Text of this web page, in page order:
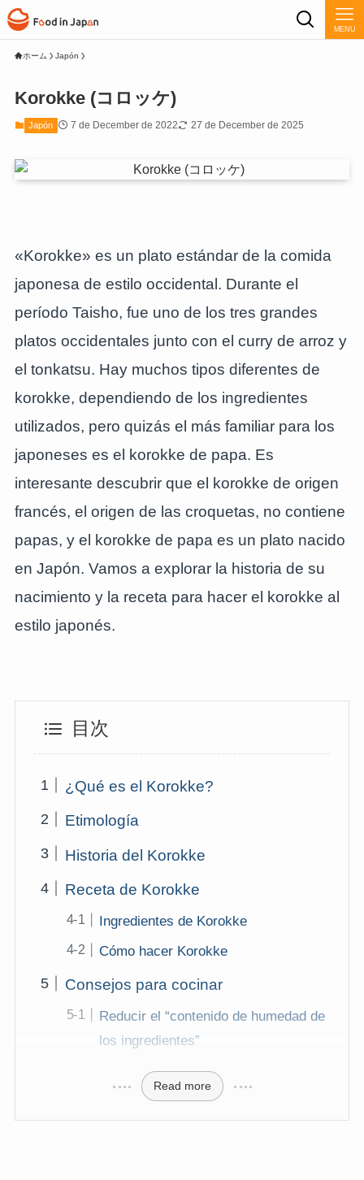
MENU
ホーム Japón
Korokke (コロッケ)
Japón 7 de December de 2022 27 de December de 2025
«Korokke» es un plato estándar de la comida
japonesa de estilo occidental. Durante el
período Taisho, fue uno de los tres grandes
platos occidentales junto con el curry de arroz y
el tonkatsu. Hay muchos tipos diferentes de
korokke, dependiendo de los ingredientes
utilizados, pero quizás el más familiar para los
japoneses es el korokke de papa. Es
interesante descubrir que el korokke de origen
francés, el origen de las croquetas, no contiene
papas, y el korokke de papa es un plato nacido
en Japón. Vamos a explorar la historia de su
nacimiento y la receta para hacer el korokke al
estilo japonés.
目次
¿Qué es el Korokke?
Etimología
Historia del Korokke
Receta de Korokke
Ingredientes de Korokke
Cómo hacer Korokke
Consejos para cocinar
Reducir el “contenido de humedad de
los ingredientes”
Read more